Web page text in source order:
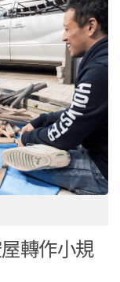
轉作小規